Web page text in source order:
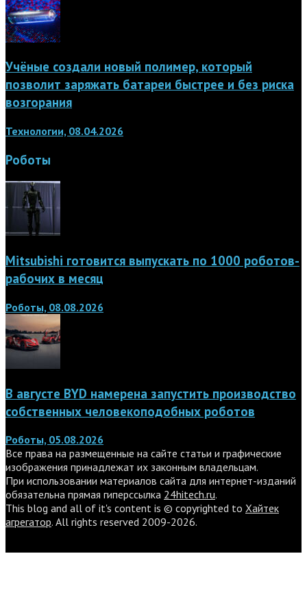
Учёные создали новый полимер, который
позволит заряжать батареи быстрее и без риска
возгорания
Технологии, 08.04.2026
Роботы
Mitsubishi готовится выпускать по 1000 роботов-
рабочих в месяц
Роботы, 08.08.2026
В августе BYD намерена запустить производство
собственных человекоподобных роботов
Роботы, 05.08.2026
Все права на размещенные на сайте статьи и графические
изображения принадлежат их законным владельцам.
При использовании материалов сайта для интернет-изданий
обязательна прямая гиперссылка 24hitech.ru.
This blog and all of it's content is © copyrighted to Хайтек
агрегатор. All rights reserved 2009-2026.